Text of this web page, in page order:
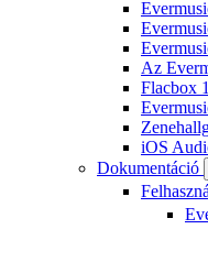
Az
Flacbox
iOS
Dokumentáció